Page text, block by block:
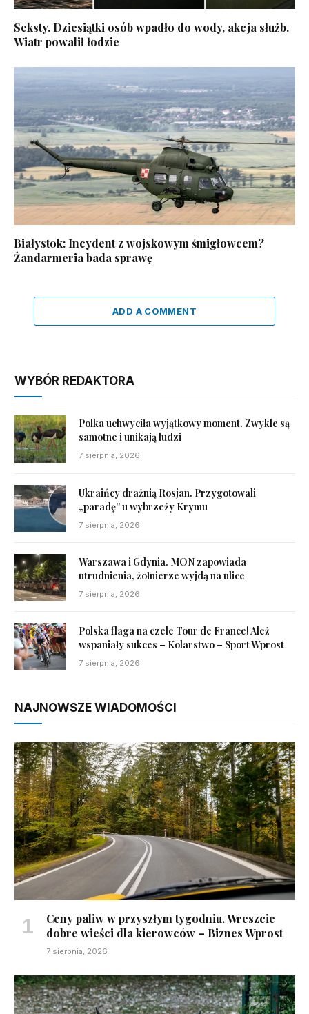
Seksty. Dziesiątki osób wpadło do wody, akcja służb.
Wiatr powalił łodzie
Białystok: Incydent z wojskowym śmigłowcem?
Żandarmeria bada sprawę
ADD A COMMENT
WYBÓR REDAKTORA
Polka uchwyciła wyjątkowy moment. Zwykle są
samotne i unikają ludzi
7 sierpnia, 2026
Ukraińcy drażnią Rosjan. Przygotowali
„paradę” u wybrzeży Krymu
7 sierpnia, 2026
Warszawa i Gdynia. MON zapowiada
utrudnienia, żołnierze wyjdą na ulice
7 sierpnia, 2026
Polska flaga na czele Tour de France! Ależ
wspaniały sukces – Kolarstwo – Sport Wprost
7 sierpnia, 2026
NAJNOWSZE WIADOMOŚCI
Ceny paliw w przyszłym tygodniu. Wreszcie
dobre wieści dla kierowców – Biznes Wprost
7 sierpnia, 2026